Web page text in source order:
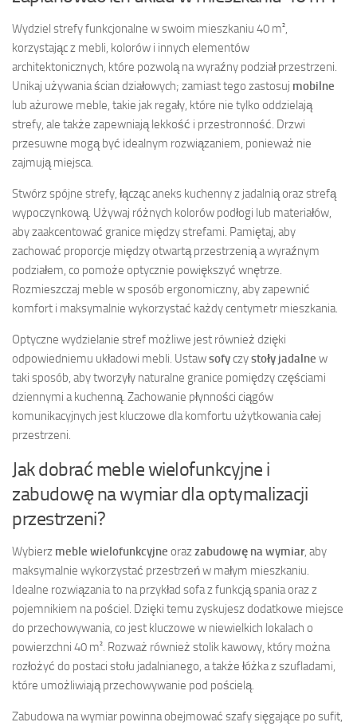
Wydziel strefy funkcjonalne w swoim mieszkaniu 40 m²,
korzystając z mebli, kolorów i innych elementów
architektonicznych, które pozwolą na wyraźny podział przestrzeni.
Unikaj używania ścian działowych; zamiast tego zastosuj mobilne
lub ażurowe meble, takie jak regały, które nie tylko oddzielają
strefy, ale także zapewniają lekkość i przestronność. Drzwi
przesuwne mogą być idealnym rozwiązaniem, ponieważ nie
zajmują miejsca.
Stwórz spójne strefy, łącząc aneks kuchenny z jadalnią oraz strefą
wypoczynkową. Używaj różnych kolorów podłogi lub materiałów,
aby zaakcentować granice między strefami. Pamiętaj, aby
zachować proporcje między otwartą przestrzenią a wyraźnym
podziałem, co pomoże optycznie powiększyć wnętrze.
Rozmieszczaj meble w sposób ergonomiczny, aby zapewnić
komfort i maksymalnie wykorzystać każdy centymetr mieszkania.
Optyczne wydzielanie stref możliwe jest również dzięki
odpowiedniemu układowi mebli. Ustawsofyczystoły jadalne w
taki sposób, aby tworzyły naturalne granice pomiędzy częściami
dziennymi a kuchenną. Zachowanie płynności ciągów
komunikacyjnych jest kluczowe dla komfortu użytkowania całej
przestrzeni.
Jak dobrać meble wielofunkcyjne i
zabudowę na wymiar dla optymalizacji
przestrzeni?
Wybierz meble wielofunkcyjne orazzabudowę na wymiar, aby
maksymalnie wykorzystać przestrzeń w małym mieszkaniu.
Idealne rozwiązania to na przykład sofa z funkcją spania oraz z
pojemnikiem na pościel. Dzięki temu zyskujesz dodatkowe miejsce
do przechowywania, co jest kluczowe w niewielkich lokalach o
powierzchni 40 m². Rozważ również stolik kawowy, który można
rozłożyć do postaci stołu jadalnianego, a także łóżka z szufladami,
które umożliwiają przechowywanie pod pościelą.
Zabudowa na wymiar powinna obejmować szafy sięgające po sufit,